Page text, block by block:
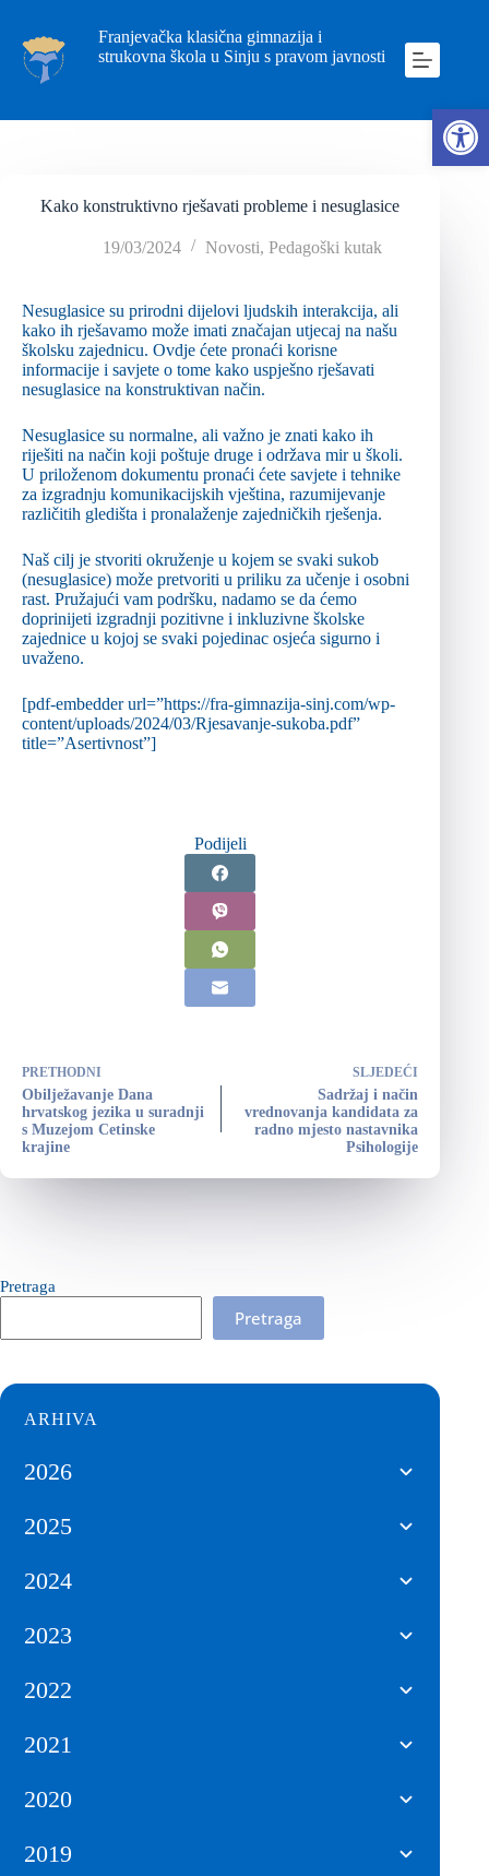
Franjevačka klasična gimnazija i
strukovna škola u Sinju s pravom javnosti
Kako konstruktivno rješavati probleme i nesuglasice
19/03/2024 Novosti, Pedagoški kutak
Nesuglasice su prirodni dijelovi ljudskih interakcija, ali
kako ih rješavamo može imati značajan utjecaj na našu
školsku zajednicu. Ovdje ćete pronaći korisne
informacije i savjete o tome kako uspješno rješavati
nesuglasice na konstruktivan način.
Nesuglasice su normalne, ali važno je znati kako ih
riješiti na način koji poštuje druge i održava mir u školi.
U priloženom dokumentu pronaći ćete savjete i tehnike
za izgradnju komunikacijskih vještina, razumijevanje
različitih gledišta i pronalaženje zajedničkih rješenja.
Naš cilj je stvoriti okruženje u kojem se svaki sukob
(nesuglasice) može pretvoriti u priliku za učenje i osobni
rast. Pružajući vam podršku, nadamo se da ćemo
doprinijeti izgradnji pozitivne i inkluzivne školske
zajednice u kojoj se svaki pojedinac osjeća sigurno i
uvaženo.
[pdf-embedder url=”https://fra-gimnazija-sinj.com/wp-
content/uploads/2024/03/Rjesavanje-sukoba.pdf”
title=”Asertivnost”]
Podijeli
PRETHODNI
Obilježavanje Dana
hrvatskog jezika u suradnji
s Muzejom Cetinske
krajine
SLJEDEĆI
Sadržaj i način
vrednovanja kandidata za
radno mjesto nastavnika
Psihologije
Pretraga
Pretraga
ARHIVA
2026
2025
2024
2023
2022
2021
2020
2019